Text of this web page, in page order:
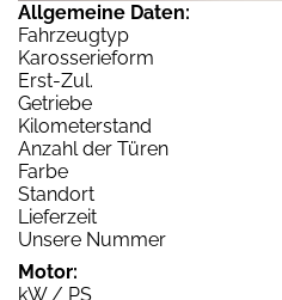
Allgemeine Daten:
Fahrzeugtyp
Karosserieform
Erst-Zul.
Getriebe
Kilometerstand
Anzahl der Türen
Farbe
Standort
Lieferzeit
Unsere Nummer
Motor:
kW / PS